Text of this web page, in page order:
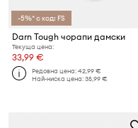
-5%* с код: FS
Darn Tough чорапи дамски
Текуща цена:
33,99 €
Редовна цена:42,99 €
Най-ниска цена:35,99 €